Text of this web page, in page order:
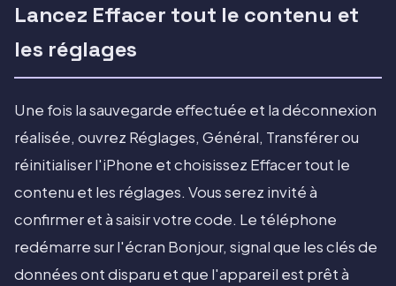
Lancez Effacer tout le contenu et
les réglages
Une fois la sauvegarde effectuée et la déconnexion
réalisée, ouvrez Réglages, Général, Transférer ou
réinitialiser l'iPhone et choisissez Effacer tout le
contenu et les réglages. Vous serez invité à
confirmer et à saisir votre code. Le téléphone
redémarre sur l'écran Bonjour, signal que les clés de
données ont disparu et que l'appareil est prêt à